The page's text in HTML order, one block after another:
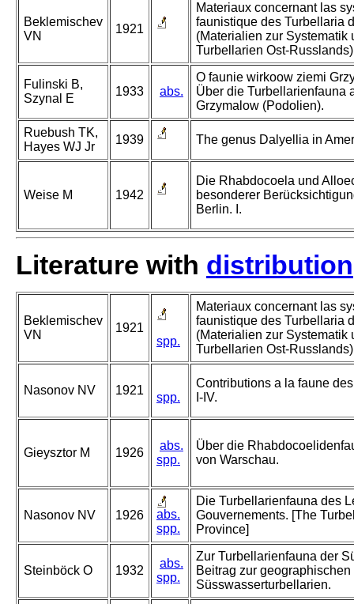
Beklemischev
VN
1921
Materiaux concernant las
faunistique des Turbellaria
(Materialien zur Systematik
Turbellarien Ost-Russlands)
Fulinski B,
Szynal E
1933 abs.
O faunie wirkoow ziemi
Über die Turbellarienfauna
Grzymalow (Podolien).
Ruebush TK,
Hayes WJ Jr
1939 The genus Dalyellia in
Weise M 1942
Die Rhabdocoela und
besonderer
Berlin. I.
Literature with distribution
Beklemischev
VN
1921
spp.
Materiaux concernant las
faunistique des Turbellaria
(Materialien zur Systematik
Turbellarien Ost-Russlands)
Nasonov NV 1921
spp.
Contributions a la faune
I-IV.
Gieysztor M 1926
abs.
spp.
Über die
von Warschau.
Nasonov NV 1926
abs.
spp.
Die Turbellarienfauna des
Gouvernements. [The
Province]
Steinböck O 1932
abs.
spp.
Zur Turbellarienfauna der
Beitrag zur
Süsswasserturbellarien.